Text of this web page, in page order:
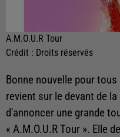
A.M.O.U.R Tour
Crédit : Droits réservés
Bonne nouvelle pour
revient sur le devant de
d'annoncer une grande
« A.M.O.U.R Tour ». Elle